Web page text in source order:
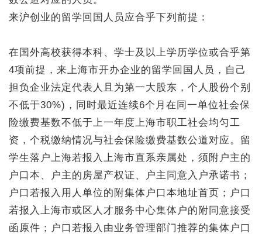
来沪创业的留学回国人员应合乎下列前提：
在国外高校获得本科、学士及以上学历学位或合乎第
4项前提，来上海市开办企业的留学回国人员，自己
担负企业法定代表人且为第一大股东，个人股份个别
不低于30%)，同时最近连续6个月在同一单位社会保
险缴费基数不低于上一年度上海市职工社会均匀工
资，个税缴纳情况与社会保险缴费基数公道对应。留
学生落户上海若报入上海市直系亲属处，须附户主的
户口本、户主的房屋产权证、户主同意入户承诺书；
户口若报入用人单位的附集体户口本地址首页；户口
若报入上海市或区人才服务中心集体户的附同意接受
函原件；户口若报入由业务管理部门推荐的集体户口